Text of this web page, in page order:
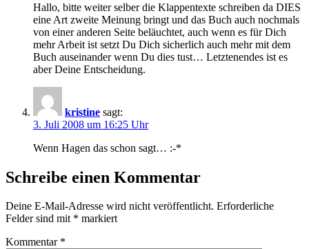
Hallo, bitte weiter selber die Klappentexte schreiben da DIES
eine Art zweite Meinung bringt und das Buch auch nochmals
von einer anderen Seite beläuchtet, auch wenn es für Dich
mehr Arbeit ist setzt Du Dich sicherlich auch mehr mit dem
Buch auseinander wenn Du dies tust… Letztenendes ist es
aber Deine Entscheidung.
kristine sagt:
3. Juli 2008 um 16:25 Uhr
Wenn Hagen das schon sagt… :-*
Schreibe einen Kommentar
Deine E-Mail-Adresse wird nicht veröffentlicht. Erforderliche
Felder sind mit * markiert
Kommentar *